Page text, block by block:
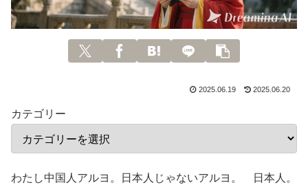
2025.06.19 2025.06.20
カテゴリー
わたし中国人アルヨ。日本人じゃないアルヨ。 日本人。